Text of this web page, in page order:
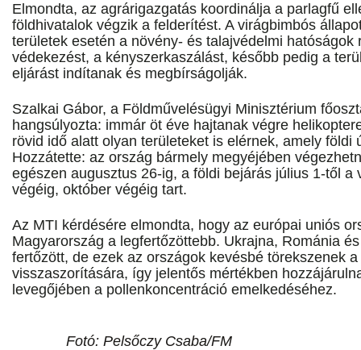
Elmondta, az agrárigazgatás koordinálja a parlagfű
földhivatalok végzik a felderítést. A virágbimbós
területek esetén a növény- és talajvédelmi hatóságok
védekezést, a kényszerkaszálást, később pedig a
eljárást indítanak és megbírságolják.
Szalkai Gábor, a Földművelésügyi Minisztérium
hangsúlyozta: immár öt éve hajtanak végre
rövid idő alatt olyan területeket is elérnek, amely földi
Hozzátette: az ország bármely megyéjében
egészen augusztus 26-ig, a földi bejárás július 1-től a
végéig, október végéig tart.
Az MTI kérdésére elmondta, hogy az európai uniós
Magyarország a legfertőzöttebb. Ukrajna, Románia
fertőzött, de ezek az országok kevésbé törekszenek
visszaszorítására, így jelentős mértékben
levegőjében a pollenkoncentráció emelkedéséhez.
Fotó: Pelsőczy Csaba/FM